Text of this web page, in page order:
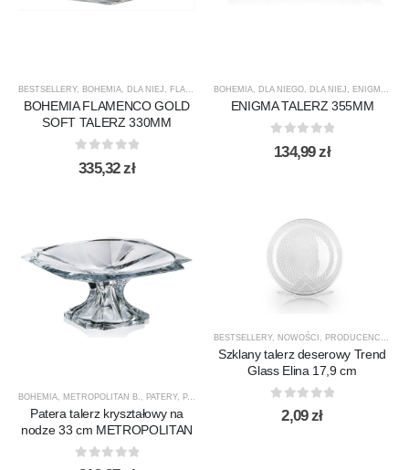
BESTSELLERY, BOHEMIA, DLA NIEJ , FLAMENCO ,NOWOŚCI ,PREZENTY ,PRODUCENCI ,
BOHEMIA FLAMENCO GOLD
SOFT TALERZ 330MM
0out of 5
335,32zł
BOHEMIA, DLA NIEGO, DLA NIEJ , ENIGMA ,
ENIGMA TALERZ 355MM
out of 5
134,99zł
BOHEMIA METROPOLITAN B. PATERY, PATERY NA CIASTA PATERY NA OWOCE
Patera talerz kryształowy na
nodze 33 cm METROPOLITAN
BESTSELLERY, NOWOŚCI , PRODUCENCI ,
Szklany talerz deserowy Trend
Glass Elina 17,9 cm
out of 5
2,09zł